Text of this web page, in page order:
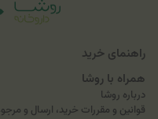
راهنمای خرید
همراه با روشا
درباره روشا
قوانین و مقررات خرید، ارسال و